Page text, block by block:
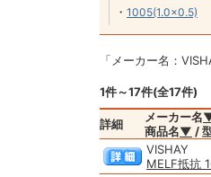
・ 1005(1.0×0.5)
「メーカー名：
1件～17件(全17件)
詳細 メーカー名
商品名▼ /
VISHAY
MELF抵抗